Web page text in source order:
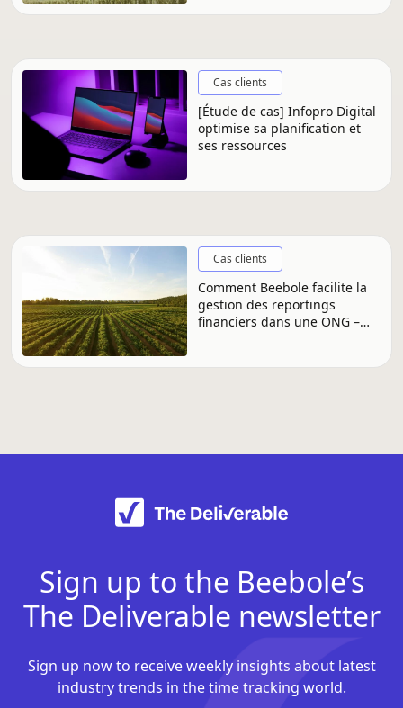
Cas clients
[Étude de cas] Infopro Digital
optimise sa planification et
ses ressources
Cas clients
Comment Beebole facilite la
gestion des reportings
financiers dans une ONG –
Sign up to the Beebole’s
The Deliverable newsletter
Sign up now to receive weekly insights about latest
industry trends in the time tracking world.